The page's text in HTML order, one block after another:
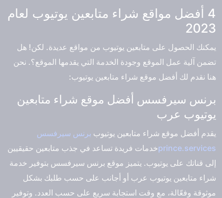
4 أفضل مواقع شراء متابعين يوتيوب لعام
2023
يمكنك الحصول على متابعين يوتيوب من مواقع عديدة. لكن! هل
تضمن آلية عمل الموقع وجودة الخدمة التي يقدمها الموقع؟. نحن
هنا نقدم لك أفضل موقع شراء متابعين يوتيوب:
برنس سيرفسس أفضل موقع شراء متابعين
يوتيوب عرب
يقدم أفضل موقع شراء متابعين يوتيوب برنس سيرفسس
prince.servicesخدمات فريدة تساعد في جذب متابعين حقيقيين
إلى قناتك على يوتيوب. يتميز موقع برنس سيرفسس بتوفير خدمة
شراء متابعين يوتيوب عرب أو أجانب على حسب طلبك بشكل
موثوقة وفعّالة، مع وقت استجابة سريع على حسب العدد. وتوفير